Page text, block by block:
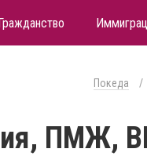
Покеда /
ПМЖ,